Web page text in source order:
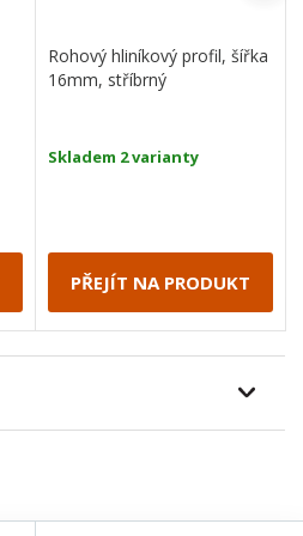
Rohový hliníkový profil, šířka
16mm, stříbrný
Skladem 2 varianty
PŘEJÍT NA PRODUKT